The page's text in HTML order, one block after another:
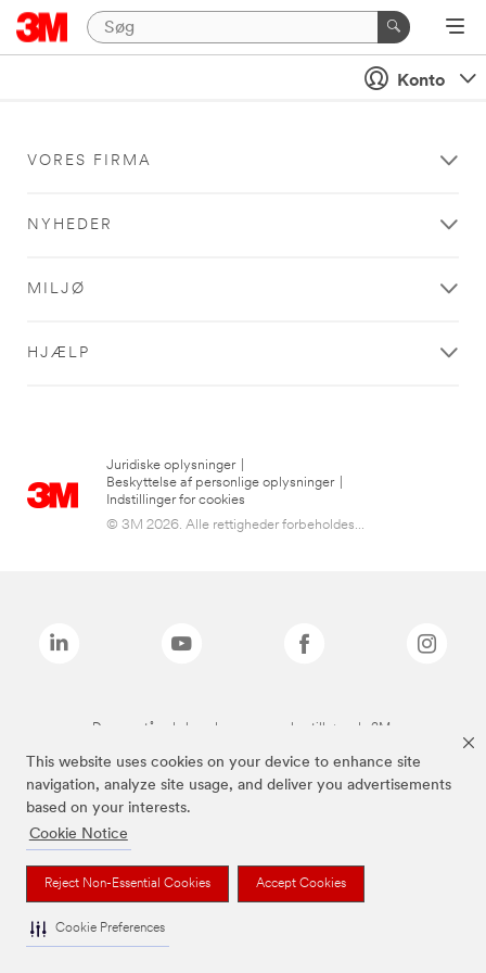
This website uses cookies on your device to enhance site
navigation, analyze site usage, and deliver you advertisements
based on your interests.
Cookie Notice
Reject Non-Essential Cookies Accept Cookies
Cookie Preferences
Konto
VORES FIRMA
NYHEDER
MILJØ
HJÆLP
Juridiske oplysninger
Beskyttelse af personlige oplysninger
Indstillinger for cookies
© 3M 2026. Alle rettigheder forbeholdes...
De ovenstående brands er varemærker tilhørende 3M.